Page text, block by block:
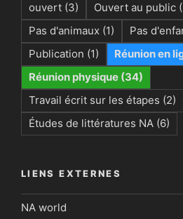
ouvert (3) Ouvert au public
Pas d'animaux (1) Pas
Publication (1) Réunion en
Réunion physique (34)
Travail écrit sur les étapes (2)
Études de littératures NA (6)
LIENS EXTERNES
NA world